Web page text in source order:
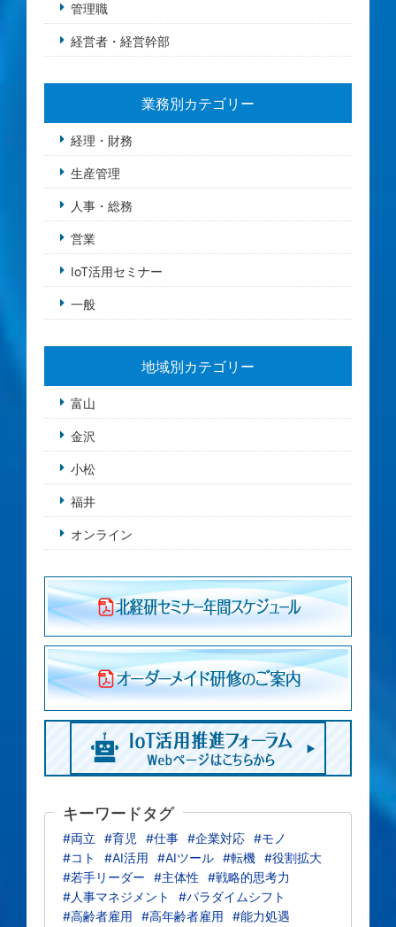
管理職
経営者・経営幹部
業務別カテゴリー
経理・財務
生産管理
人事・総務
営業
IoT活用セミナー
一般
地域別カテゴリー
富山
金沢
小松
福井
オンライン
キーワードタグ
#両立 #育児 #仕事 #企業対応 #モノ
#コト
#AI活用 #AIツール #転機 #役割拡大
#若手リーダー
#主体性
#戦略的思考力
#人事マネジメント
#パラダイムシフト
#高齢者雇用
#高年齢者雇用
#能力処遇